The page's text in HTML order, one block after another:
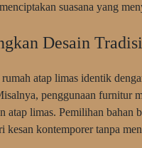
suasana yang
Desain
atap limas identik
penggunaan furnitur
atap limas. Pemilihan bahan
kesan kontemporer tanpa